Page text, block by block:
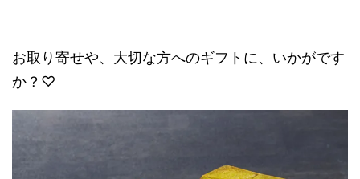
お取り寄せや、大切な方へのギフトに、いかがです
か？♡